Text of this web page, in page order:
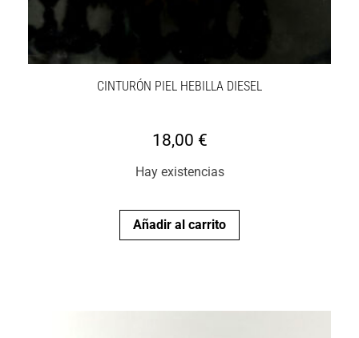
CINTURÓN PIEL HEBILLA DIESEL
18,00 €
Hay existencias
Añadir al carrito